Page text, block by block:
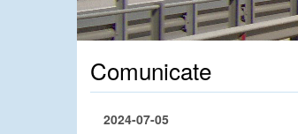
Comunicate
2024-07-05